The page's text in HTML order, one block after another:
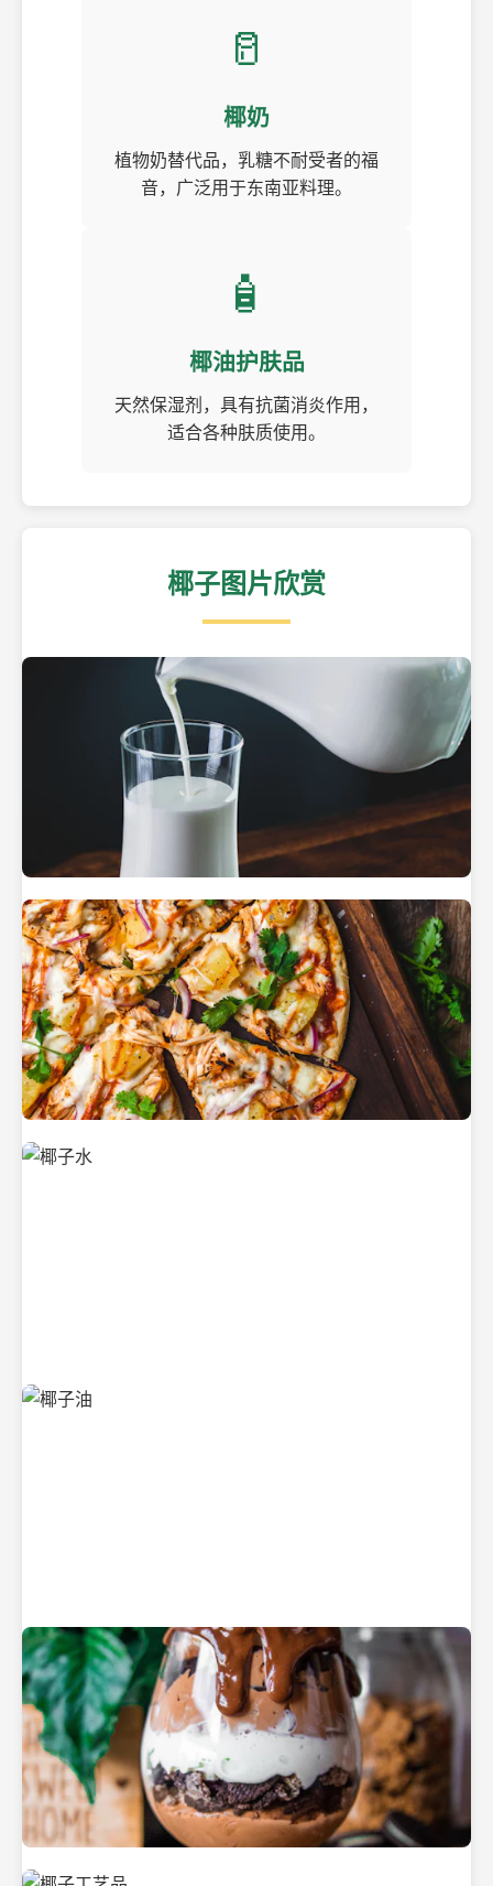
🥛
椰奶
植物奶替代品，乳糖不耐受者的福
音，广泛用于东南亚料理。
🧴
椰油护肤品
天然保湿剂，具有抗菌消炎作用，
适合各种肤质使用。
椰子图片欣赏
热带海滩上的椰子树
新鲜采摘的椰子
清凉解渴的椰子水
纯净的初榨椰子油
美味的椰子食品